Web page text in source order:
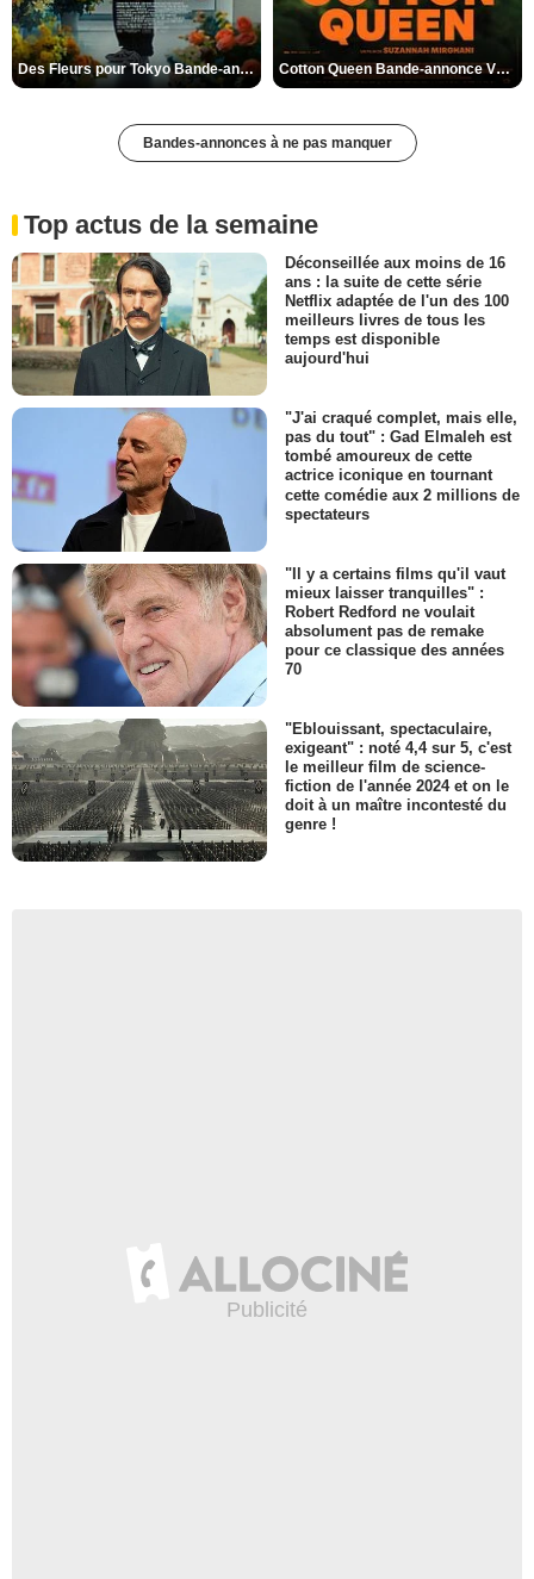
Des Fleurs pour Tokyo Bande-annonce VO STFR Cotton Queen Bande-annonce VO STFR
Bandes-annonces à ne pas manquer
Top actus de la semaine
Déconseillée aux moins de 16
ans : la suite de cette série
Netflix adaptée de l'un des 100
meilleurs livres de tous les
temps est disponible
aujourd'hui
"J'ai craqué complet, mais elle,
pas du tout" : Gad Elmaleh est
tombé amoureux de cette
actrice iconique en tournant
cette comédie aux 2 millions de
spectateurs
"Il y a certains films qu'il vaut
mieux laisser tranquilles" :
Robert Redford ne voulait
absolument pas de remake
pour ce classique des années
70
"Eblouissant, spectaculaire,
exigeant" : noté 4,4 sur 5, c'est
le meilleur film de science-
fiction de l'année 2024 et on le
doit à un maître incontesté du
genre !